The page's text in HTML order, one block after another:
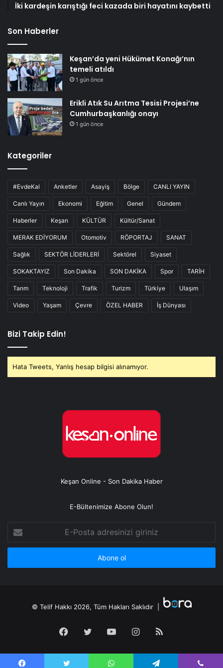
İki kardeşin karıştığı feci kazada biri hayatını kaybetti
Son Haberler
Keşan’da yeni Hükümet Konağı’nın
temeli atıldı
1 gün önce
Erikli Atık Su Arıtma Tesisi Projesi’ne
Cumhurbaşkanlığı onayı
1 gün önce
Kategoriler
#EvdeKal Anketler Asayiş Bölge CANLI YAYIN
Canlı Yayın Ekonomi Eğitim Genel Gündem
Haberler Keşan KÜLTÜR Kültür/Sanat
MERAK EDİYORUM Otomotiv RÖPORTAJ SANAT
Sağlık SEKTÖR LİDERLERİ Sektörel Siyaset
SOKAKTAYIZ Son Dakika SON DAKİKA Spor TARİH
Tarım Teknoloji Trafik Turizm Türkiye Ulaşım
Video Yaşam Çevre ÖZEL HABER İş Dünyası
Bizi Takip Edin!
Hata Tweets, Yanlış hesap bilgisi alınamıyor.
Keşan Online - Son Dakika Haber
E-Bültenimize Abone Olun!
Posta
adresinizi
© Telif Hakkı 2026, Tüm Hakları Saklıdır |
Facebook
TwitterYouTubeInstagram
RSS